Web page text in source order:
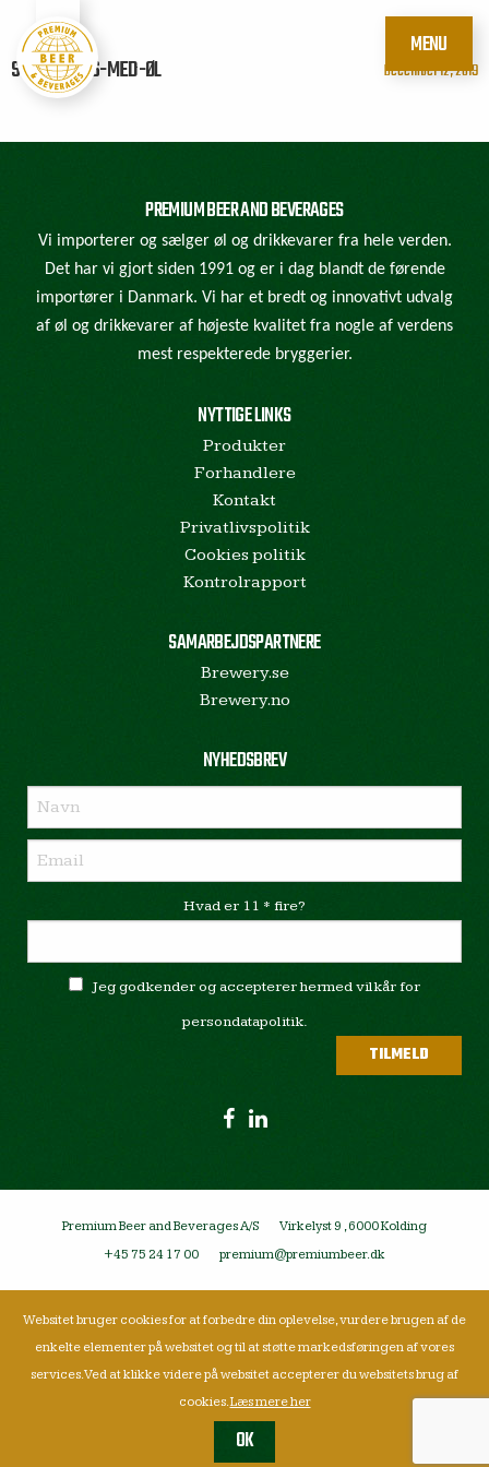
MENU
STONE-GLAS-MED-ØL December 12, 2019
PREMIUM BEER AND BEVERAGES
Vi importerer og sælger øl og drikkevarer fra hele verden.
Det har vi gjort siden 1991 og er i dag blandt de førende
importører i Danmark. Vi har et bredt og innovativt udvalg
af øl og drikkevarer af højeste kvalitet fra nogle af verdens
mest respekterede bryggerier.
NYTTIGE LINKS
Produkter
Forhandlere
Kontakt
Privatlivspolitik
Cookies politik
Kontrolrapport
SAMARBEJDSPARTNERE
Brewery.se
Brewery.no
NYHEDSBREV
Hvad er 11 * fire?
Jeg godkender og accepterer hermed vilkår for
persondatapolitik.
Premium Beer and Beverages A/S
Virkelyst 9 , 6000 Kolding
+45 75 24 17 00
premium@premiumbeer.dk
Websitet bruger cookies for at forbedre din oplevelse, vurdere brugen af de
enkelte elementer på websitet og til at støtte markedsføringen af vores
services. Ved at klikke videre på websitet accepterer du websitets brug af
cookies.Læs mere her
OK